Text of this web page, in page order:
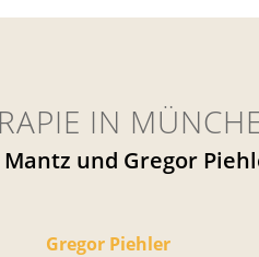
IN
und Gregor
Gregor Piehler